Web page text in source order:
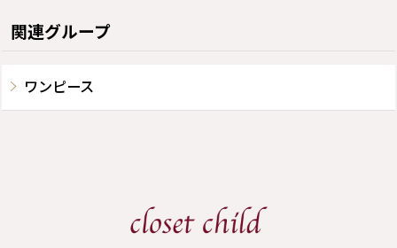
関連グループ
ワンピース